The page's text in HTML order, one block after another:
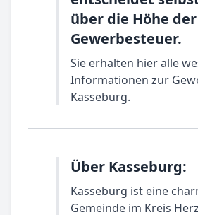
über die Höhe der
Gewerbesteuer.
Sie erhalten hier alle
Informationen zur
Kasseburg.
Über Kasseburg:
Kasseburg ist eine
Gemeinde im Kreis